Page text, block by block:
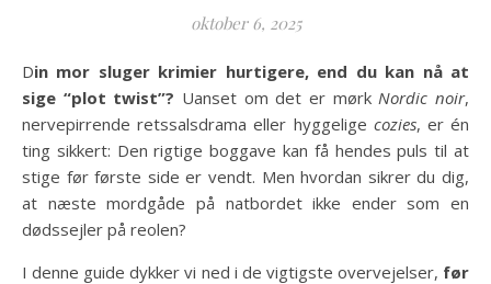
oktober 6, 2025
Din mor sluger krimier hurtigere, end du kan nå at
sige “plot twist”? Uanset om det er mørk Nordic noir,
nervepirrende retssalsdrama eller hyggelige cozies, er én
ting sikkert: Den rigtige boggave kan få hendes puls til at
stige før første side er vendt. Men hvordan sikrer du dig,
at næste mordgåde på natbordet ikke ender som en
dødssejler på reolen?
I denne guide dykker vi ned i de vigtigste overvejelser, før